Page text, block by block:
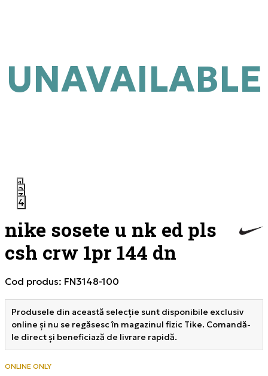
1
2
3
4
UNAVAILABLE
nike sosete u nk ed pls
csh crw 1pr 144 dn
Cod produs: FN3148-100
Produsele din această selecție sunt disponibile exclusiv
online și nu se regăsesc în magazinul fizic Tike. Comandă-
le direct și beneficiază de livrare rapidă.
ONLINE ONLY